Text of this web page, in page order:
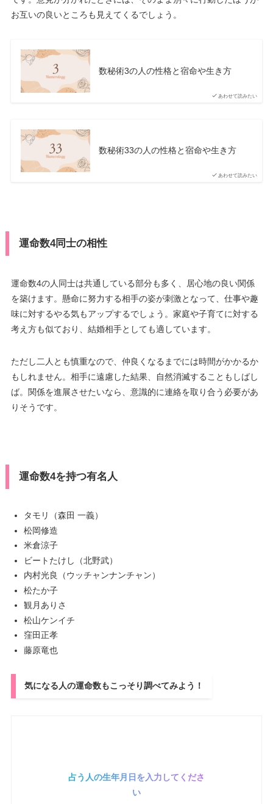
お互いの良いところも見えてくるでしょう。
あわせて読みたい
数秘術3の人の性格と宿命や生き方
あわせて読みたい
数秘術33の人の性格と宿命や生き方
運命数4同士の相性
運命数4の人同士は共通している部分も多く、居心地の良い関係
を築けます。懸命に努力する相手の姿が刺激となって、仕事や趣
味に対するやる気もアップするでしょう。家庭や子育てに対する
考え方も似ており、結婚相手としても適しています。
ただし二人とも慎重なので、仲良くなるまでには時間がかかるか
もしれません。相手に遠慮した結果、自然消滅することもしばし
ば。関係を進展させたいなら、意識的に連絡を取り合う必要があ
りそうです。
運命数4を持つ有名人
タモリ（森田 一義）
松岡修造
米倉涼子
ビートたけし（北野武）
内村光良（ウッチャンナンチャン）
松たか子
観月ありさ
松山ケンイチ
窪田正孝
藤原竜也
気になる人の運命数もこっそり調べてみよう！
占う人の生年月日を入力してくださ
い